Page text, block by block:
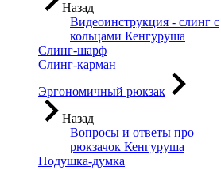
Назад
Видеоинструкция - слинг с
кольцами Кенгуруша
Слинг-шарф
Слинг-карман
Эргономичный рюкзак
Назад
Вопросы и ответы про
рюкзачок Кенгуруша
Подушка-думка